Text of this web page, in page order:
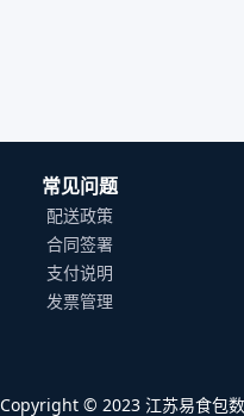
常见问题
配送政策
合同签署
支付说明
发票管理
Copyright © 2023 江苏易食包